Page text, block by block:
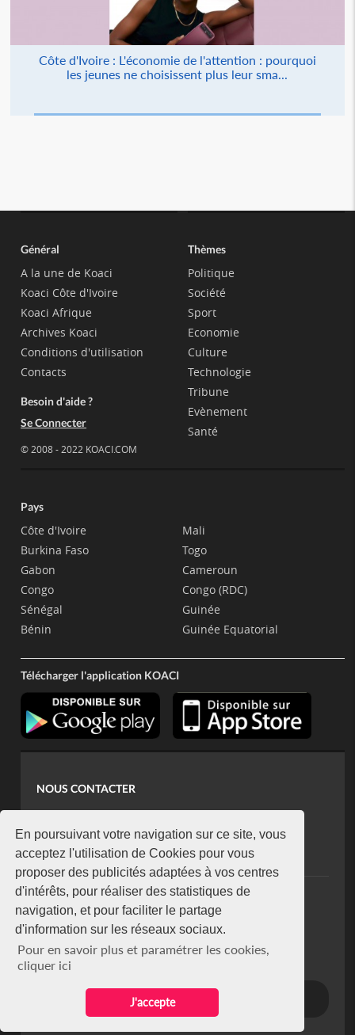
En poursuivant votre navigation sur ce site, vous
acceptez l'utilisation de Cookies pour vous
proposer des publicités adaptées à vos centres
d'intérêts, pour réaliser des statistiques de
navigation, et pour faciliter le partage
d'information sur les réseaux sociaux.
Pour en savoir plus et paramétrer les cookies,
cliquer ici
J'accepte
Côte d'Ivoire : L'économie de l'attention : pourquoi
les jeunes ne choisissent plus leur sma...
Général
A la une de Koaci
Koaci Côte d'Ivoire
Koaci Afrique
Archives Koaci
Conditions d'utilisation
Contacts
Besoin d'aide ?
Se Connecter
© 2008 - 2022 KOACI.COM
Thèmes
Politique
Société
Sport
Economie
Culture
Technologie
Tribune
Evènement
Santé
Pays
Côte d'Ivoire
Burkina Faso
Gabon
Congo
Sénégal
Bénin
Mali
Togo
Cameroun
Congo (RDC)
Guinée
Guinée Equatorial
Télécharger l'application KOACI
NOUS CONTACTER
koaci@yahoo.fr
+225 07 08 85 52 93
NEWSLETTER
Restez connecté via notre newsletter
S'abonner
Se désabonner